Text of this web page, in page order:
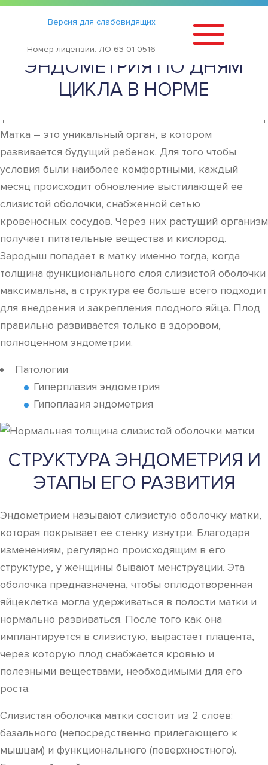
Версия для слабовидящих
Номер лицензии: ЛО-63-01-0516
Статьи ›
КАК МЕНЯЕТСЯ ТОЛЩИНА
ЭНДОМЕТРИЯ ПО ДНЯМ
ЦИКЛА В НОРМЕ
Матка – это уникальный орган, в котором
развивается будущий ребенок. Для того чтобы
условия были наиболее комфортными, каждый
месяц происходит обновление выстилающей ее
слизистой оболочки, снабженной сетью
кровеносных сосудов. Через них растущий организм
получает питательные вещества и кислород.
Зародыш попадает в матку именно тогда, когда
толщина функционального слоя слизистой оболочки
максимальна, а структура ее больше всего подходит
для внедрения и закрепления плодного яйца. Плод
правильно развивается только в здоровом,
полноценном эндометрии.
Патологии
Гиперплазия эндометрия
Гипоплазия эндометрия
СТРУКТУРА ЭНДОМЕТРИЯ И
ЭТАПЫ ЕГО РАЗВИТИЯ
Эндометрием называют слизистую оболочку матки,
которая покрывает ее стенку изнутри. Благодаря
изменениям, регулярно происходящим в его
структуре, у женщины бывают менструации. Эта
оболочка предназначена, чтобы оплодотворенная
яйцеклетка могла удерживаться в полости матки и
нормально развиваться. После того как она
имплантируется в слизистую, вырастает плацента,
через которую плод снабжается кровью и
полезными веществами, необходимыми для его
роста.
Слизистая оболочка матки состоит из 2 слоев:
базального (непосредственно прилегающего к
мышцам) и функционального (поверхностного).